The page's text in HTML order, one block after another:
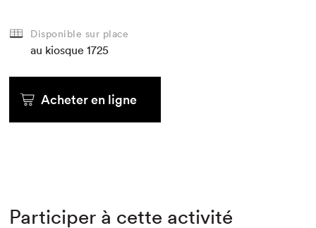
Disponible sur place
au kiosque 1725
Acheter en ligne
Participer à cette activité